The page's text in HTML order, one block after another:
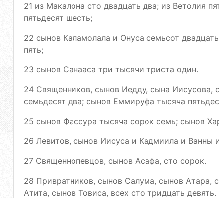
21 из Макалона сто двадцать два; из Ветолия
пятьдесят шесть;
22 сынов Каламолала и Онуса семьсот
пять;
23 сынов Санааса три тысячи триста один.
24 Священников, сынов Иедду, сына Иисусова,
семьдесят два; сынов Еммируфа тысяча
25 сынов Фассура тысяча сорок семь; сынов
26 Левитов, сынов Иисуса и Кадмиила и Ванны
27 Священнопевцов, сынов Асафа, сто сорок.
28 Привратников, сынов Салума, сынов Атара,
Атита, сынов Товиса, всех сто тридцать девять.